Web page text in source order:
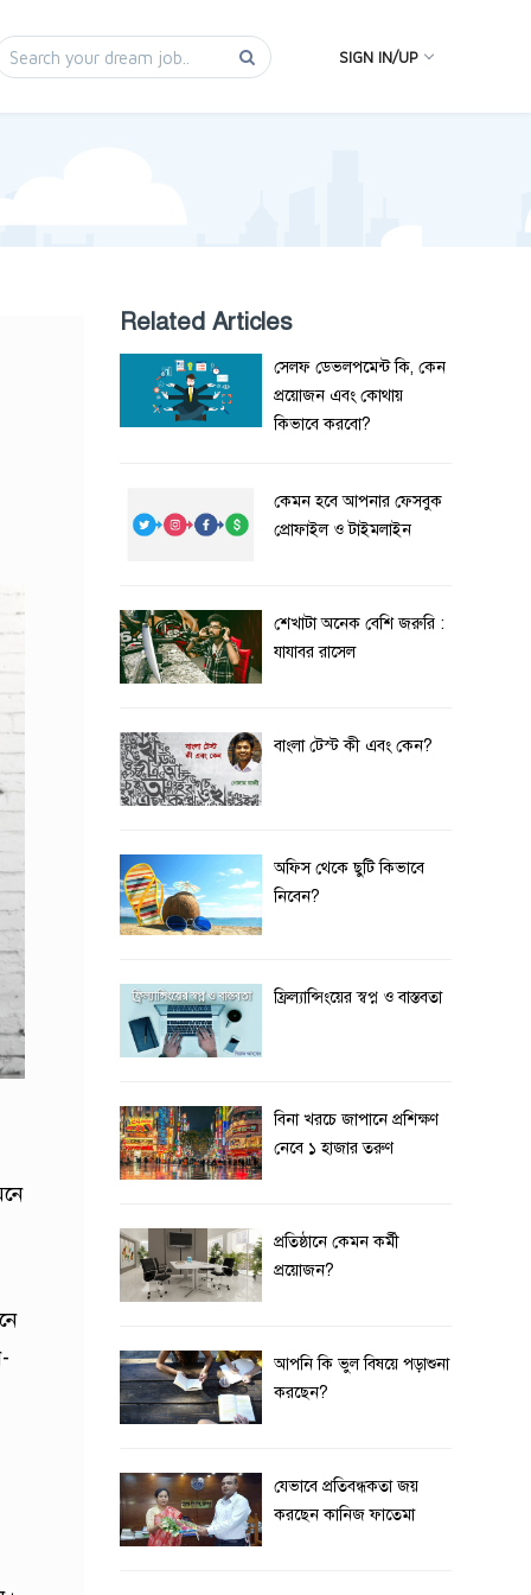
SIGN IN/UP
Related Articles
সেলফ ডেভলপমেন্ট কি, কেন
প্রয়োজন এবং কোথায়
কিভাবে করবো?
কেমন হবে আপনার ফেসবুক
প্রোফাইল ও টাইমলাইন
শেখাটা অনেক বেশি জরুরি :
যাযাবর রাসেল
বাংলা টেস্ট কী এবং কেন?
অফিস থেকে ছুটি কিভাবে
নিবেন?
ফ্রিল্যান্সিংয়ের স্বপ্ন ও বাস্তবতা
বিনা খরচে জাপানে প্রশিক্ষণ
নেবে ১ হাজার তরুণ
প্রতিষ্ঠানে কেমন কর্মী
প্রয়োজন?
আপনি কি ভুল বিষয়ে পড়াশুনা
করছেন?
যেভাবে প্রতিবন্ধকতা জয়
করছেন কানিজ ফাতেমা